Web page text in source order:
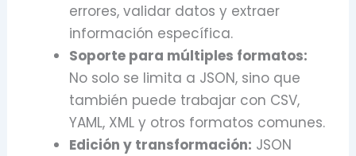
errores, validar datos y extraer
información específica.
Soporte para múltiples formatos:
No solo se limita a JSON, sino que
también puede trabajar con CSV,
YAML, XML y otros formatos comunes.
Edición y transformación: JSON